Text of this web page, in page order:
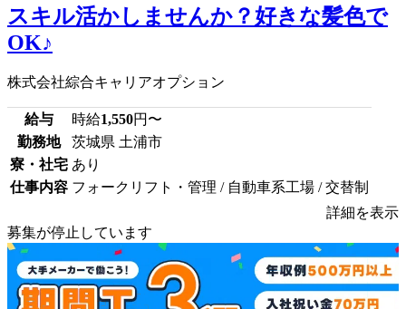
スキル活かしませんか？好きな髪色で
OK♪
株式会社綜合キャリアオプション
給与 時給1,550円〜
勤務地
茨城県 土浦市
寮・社宅 あり
仕事内容 フォークリフト・管理 / 自動車系工場 / 交替制
詳細を表示
募集が停止しています